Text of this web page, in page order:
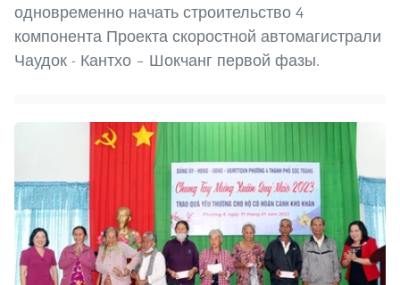
одновременно начать строительство 4
компонента Проекта скоростной автомагистрали
Чаудок - Кантхо – Шокчанг первой фазы.